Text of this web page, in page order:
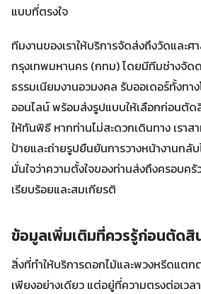
แบบที่ตรงใจ
ทีมงานของเราให้บริการจัดส่งถึงวัดและ
กรุงเทพมหานคร (กทม) โดยมีทีมช่างจัดด
ธรรมเนียมงานอวมงคล รับออเดอร์ทั้งทา
ออนไลน์ พร้อมส่งรูปแบบให้เลือกก่อนตัด
ให้ทันพิธี หากท่านไม่สะดวกเดินทาง เรา
ป้ายและถ่ายรูปยืนยันการวางหน้างานกลับ
มั่นใจว่าความตั้งใจของท่านส่งถึงครอบค
เรียบร้อยและสมเกียรติ
ข้อมูลเพิ่มเติมที่ควรรู้ก่อนตัดสิ
สิ่งที่ทำให้บริการดอกไม้และพวงหรีดแตก
เพียงอย่างเดียว แต่อยู่ที่ความตรงต่อเวล